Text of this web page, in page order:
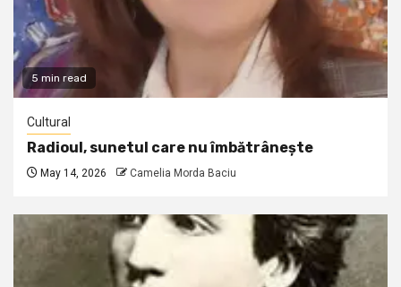
5 min read
Cultural
Radioul, sunetul care nu îmbătrânește
May 14, 2026 Camelia Morda Baciu